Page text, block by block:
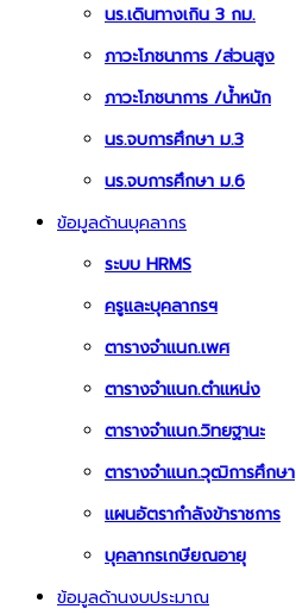
นร.เดินทางเกิน 3 กม.
ภาวะโภชนาการ /ส่วนสูง
ภาวะโภชนาการ /น้ำหนัก
นร.จบการศึกษา ม.3
นร.จบการศึกษา ม.6
ข้อมูลด้านบุคลากร
ระบบ HRMS
ครูและบุคลากรฯ
ตารางจำแนก.เพศ
ตารางจำแนก.ตำแหน่ง
ตารางจำแนก.วิทยฐานะ
ตารางจำแนก.วุฒิการศึกษา
แผนอัตรากำลังข้าราชการ
บุคลากรเกษียณอายุ
ข้อมูลด้านงบประมาณ